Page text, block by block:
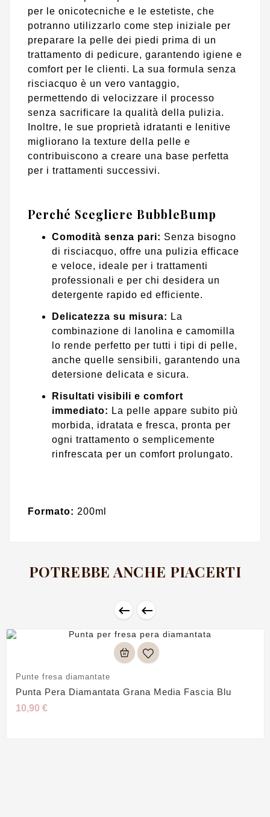
per le onicotecniche e le estetiste, che
potranno utilizzarlo come step iniziale per
preparare la pelle dei piedi prima di un
trattamento di pedicure, garantendo igiene e
comfort per le clienti. La sua formula senza
risciacquo è un vero vantaggio,
permettendo di velocizzare il processo
senza sacrificare la qualità della pulizia.
Inoltre, le sue proprietà idratanti e lenitive
migliorano la texture della pelle e
contribuiscono a creare una base perfetta
per i trattamenti successivi.
Perché Scegliere BubbleBump
Comodità senza pari: Senza bisogno
di risciacquo, offre una pulizia efficace
e veloce, ideale per i trattamenti
professionali e per chi desidera un
detergente rapido ed efficiente.
Delicatezza su misura: La
combinazione di lanolina e camomilla
lo rende perfetto per tutti i tipi di pelle,
anche quelle sensibili, garantendo una
detersione delicata e sicura.
Risultati visibili e comfort
immediato: La pelle appare subito più
morbida, idratata e fresca, pronta per
ogni trattamento o semplicemente
rinfrescata per un comfort prolungato.
Formato: 200ml
POTREBBE ANCHE PIACERTI
 
Punte fresa diamantate
Punta Pera Diamantata Grana Media Fascia Blu
10,90 €